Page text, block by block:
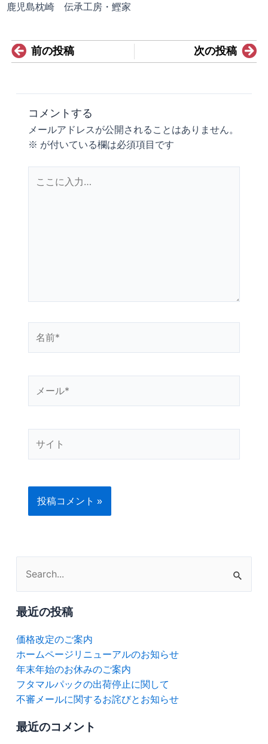
鹿児島枕崎 伝承工房・鰹家
Prev
前の投稿 次の投稿
コメントする
メールアドレスが公開されることはありません。
※ が付いている欄は必須項目です
*
索
対
象:
最近の投稿
価格改定のご案内
ホームページリニューアルのお知らせ
年末年始のお休みのご案内
フタマルパックの出荷停止に関して
不審メールに関するお詫びとお知らせ
最近のコメント